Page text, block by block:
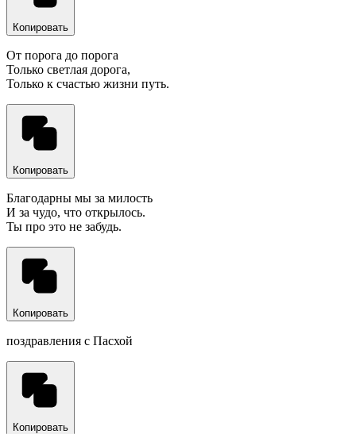
Копировать
От порога до порога
Только светлая дорога,
Только к счастью жизни путь.
Копировать
Благодарны мы за милость
И за чудо, что открылось.
Ты про это не забудь.
Копировать
поздравления с Пасхой
Копировать